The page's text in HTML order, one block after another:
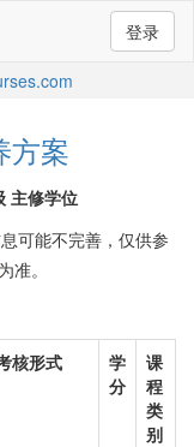
登录
方案
主修学位
可能不完善，仅供参
为准。
核形式
学
分
课
程
类
别